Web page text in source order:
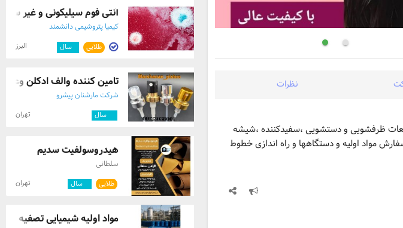
نظرات
،مایعات ظرفشویی و دستشویی ،سفیدکننده ،شیشه
مواد اولیه و دستگاهها و راه اندازی خطوط
آنتی فوم سیلیکونی و غیر
کیمیا پتروشیمی دانشمند
طلایی سال البرز
تامین کننده والف ادکلن
شرکت مارشنان پیشرو
سال تهران
هیدروسولفیت سدیم
سلطانی
طلایی سال تهران
مواد اولیه شیمیایی تصفیه